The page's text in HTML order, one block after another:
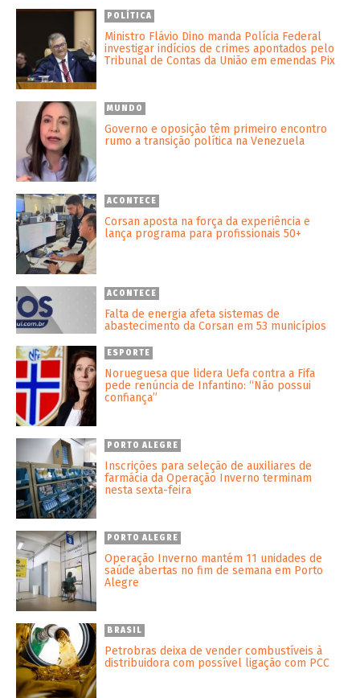
POLÍTICA
Ministro Flávio Dino manda Polícia Federal
investigar indícios de crimes apontados pelo
Tribunal de Contas da União em emendas Pix
MUNDO
Governo e oposição têm primeiro encontro
rumo a transição política na Venezuela
ACONTECE
Corsan aposta na força da experiência e
lança programa para profissionais 50+
ACONTECE
Falta de energia afeta sistemas de
abastecimento da Corsan em 53 municípios
ESPORTE
Norueguesa que lidera Uefa contra a Fifa
pede renúncia de Infantino: “Não possui
confiança”
PORTO ALEGRE
Inscrições para seleção de auxiliares de
farmácia da Operação Inverno terminam
nesta sexta-feira
PORTO ALEGRE
Operação Inverno mantém 11 unidades de
saúde abertas no fim de semana em Porto
Alegre
BRASIL
Petrobras deixa de vender combustíveis à
distribuidora com possível ligação com PCC